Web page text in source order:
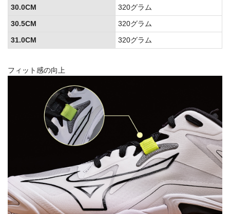
フィット感の向上
30.0CM
320グラム
30.5CM
320グラム
31.0CM
320グラム